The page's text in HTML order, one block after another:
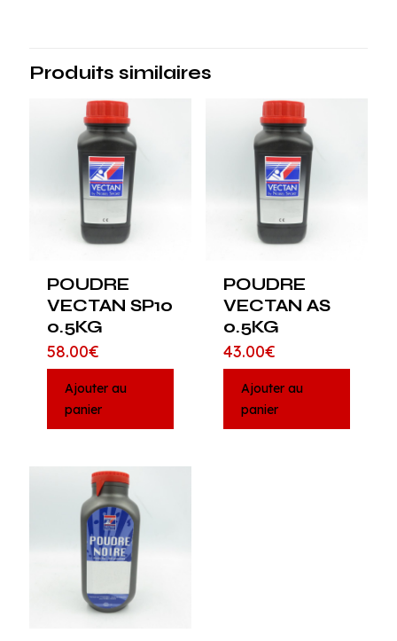
Produits similaires
POUDRE
VECTAN SP10
0.5KG
58.00€
Ajouter au
panier
POUDRE
VECTAN AS
0.5KG
43.00€
Ajouter au
panier